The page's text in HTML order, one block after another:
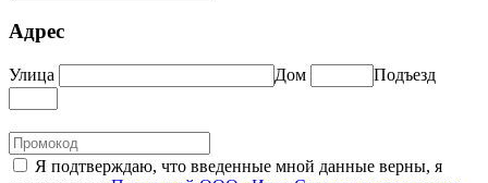
Адрес
Улица Дом Подъезд
Я подтверждаю, что введенные мной данные верны, я